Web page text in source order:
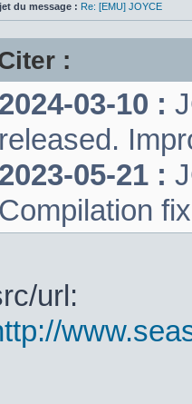
du message : Re: [EMU] JOYCE
:
2024-03-10 :
released.
2023-05-21 :
Compilation
url: